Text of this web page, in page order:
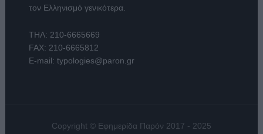
τον Ελληνισμό γενικότερα.
ΤΗΛ: 210-6665669
FAX: 210-6665812
E-mail: typologies@paron.gr
Copyright © Εφημερίδα Παρόν 2017 - 2025